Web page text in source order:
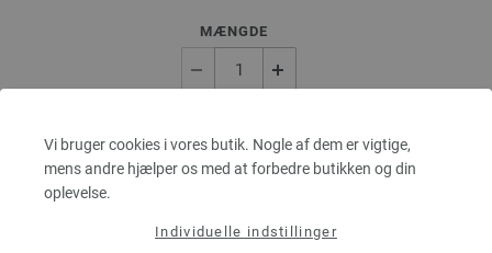
Vi bruger cookies i vores butik. Nogle af dem er vigtige,
mens andre hjælper os med at forbedre butikken og din
oplevelse.
Individuelle indstillinger
MÆNGDE